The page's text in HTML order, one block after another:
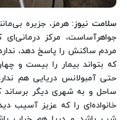
سلامت نیوز: هرمز، جزیره
جواهر‌آساست، مركز
مردم ساكنش را پاسخ دهد،
كه بتواند بیمار را بیست و
حتی آمبولانس دریایی هم
ساحل و به شهری دیگر برساند
خانواده‌ای را كه عزیز آسیب